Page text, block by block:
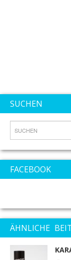
SUCHEN
FACEBOOK
ÄHNLICHE